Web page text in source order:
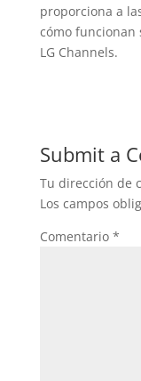
proporciona a
cómo funcionan
LG Channels.
Submit a
Tu dirección de
Los campos
Comentario *